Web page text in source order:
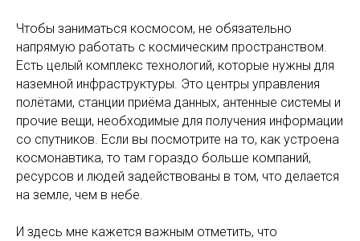
Чтобы заниматься космосом, не обязательно
напрямую работать с космическим пространством.
Есть целый комплекс технологий, которые нужны для
наземной инфраструктуры. Это центры управления
полётами, станции приёма данных, антенные системы и
прочие вещи, необходимые для получения информации
со спутников. Если вы посмотрите на то, как устроена
космонавтика, то там гораздо больше компаний,
ресурсов и людей задействованы в том, что делается
на земле, чем в небе.
И здесь мне кажется важным отметить, что